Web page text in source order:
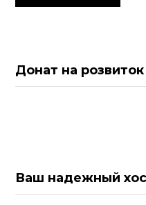
Донат на
Ваш надежный